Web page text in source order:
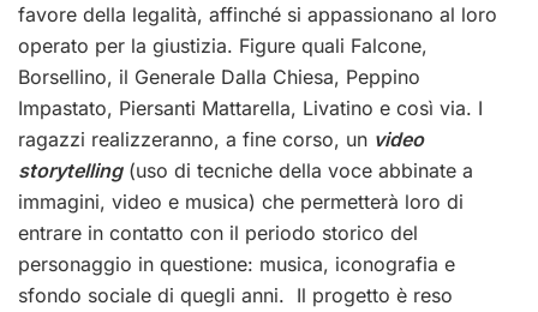
favore della legalità, affinché si appassionano al loro
operato per la giustizia. Figure quali Falcone,
Borsellino, il Generale Dalla Chiesa, Peppino
Impastato, Piersanti Mattarella, Livatino e così via. I
ragazzi realizzeranno, a fine corso, un video
storytelling(uso di tecniche della voce abbinate a
immagini, video e musica) che permetterà loro di
entrare in contatto con il periodo storico del
personaggio in questione: musica, iconografia e
sfondo sociale di quegli anni. Il progetto è reso